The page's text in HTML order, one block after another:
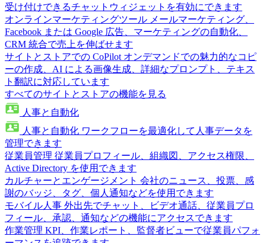
受け付けできるチャットウィジェットを有効にできます
オンラインマーケティングツール メールマーケティング、
Facebook または Google 広告、マーケティングの自動化、
CRM 統合で売上を伸ばせます
サイトとストアでの CoPilot オンデマンドでの魅力的なコピ
ーの作成、AI による画像生成、詳細なプロンプト、テキス
ト翻訳に対応しています
すべてのサイトとストアの機能を見る
人事と自動化
人事と自動化 ワークフローを最適化して人事データを
管理できます
従業員管理 従業員プロフィール、組織図、アクセス権限、
Active Directory を使用できます
カルチャーとエンゲージメント 会社のニュース、投票、感
謝のバッジ、タグ、個人通知などを使用できます
モバイル人事 外出先でチャット、ビデオ通話、従業員プロ
フィール、承認、通知などの機能にアクセスできます
作業管理 KPI、作業レポート、監督者ビューで従業員パフォ